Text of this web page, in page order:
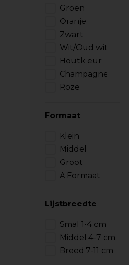
Groen
Oranje
Zwart
Wit/Oud wit
Houtkleur
Champagne
Roze
Formaat
Klein
Middel
Groot
A Formaat
Lijstbreedte
Smal 1-4 cm
Middel 4-7 cm
Breed 7-11 cm